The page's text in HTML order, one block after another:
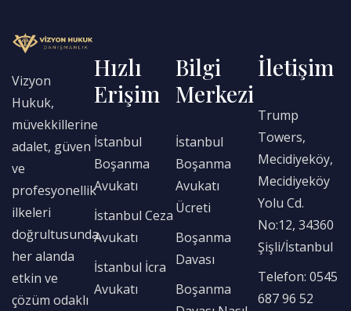
Vizyon
Hukuk,
müvekkillerine
adalet, güven
ve
profesyonellik
ilkeleri
doğrultusunda,
her alanda
etkin ve
çözüm odaklı
Hızlı
Erişim
İstanbul
Boşanma
Avukatı
İstanbul Ceza
Avukatı
İstanbul İcra
Avukatı
Bilgi
Merkezi
İstanbul
Boşanma
Avukatı
Ücreti
Boşanma
Davası
Boşanma
İletişim
Trump
Towers,
Mecidiyeköy,
Mecidiyeköy
Yolu Cd.
No:12, 34360
Şişli/İstanbul
Telefon: 0545
687 96 52